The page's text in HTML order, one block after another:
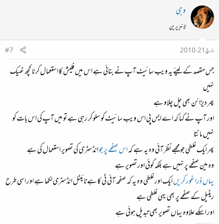
وجی
لائبریرین
مارچ 21، 2010
#7
جس مقصد کے لیئے یہ ویب سائیٹ آپ نے بنائی ہے اس میں فلیش کا استعمال کرنا کچھ ٹھیک
نہیں
پھر دیزائن بھی چل چلاو ہے
اور آپ نے کہا کہ اے ایس پی اس ویب سائیٹ کو سلو کر رہی ہے تو میں آپ کی اس بات کو
نہیں مانتا
پھر ایک غلطی جو مجھے نظر آئی وہ یہ ہے کہاس صفحے پر جوانڈسٹری کی تصویر استعمال کی ہے
وہ مین صفحے پر نہیں ہے بلکہ کوئی اور تصویر ہے
یہاں ذرا غور کریںایک اور غلطی وہ یہ کہ صفحہ آئی ٹی کا ہے ٹائیٹل انڈسٹری لکھا ہے اور اسی طرح
ریٹیل کے صفحے پر بھی یہی غلطی ہے
اور اسکے علاوہ یہاں تصویر بھی تبدیل ہوئی ہے